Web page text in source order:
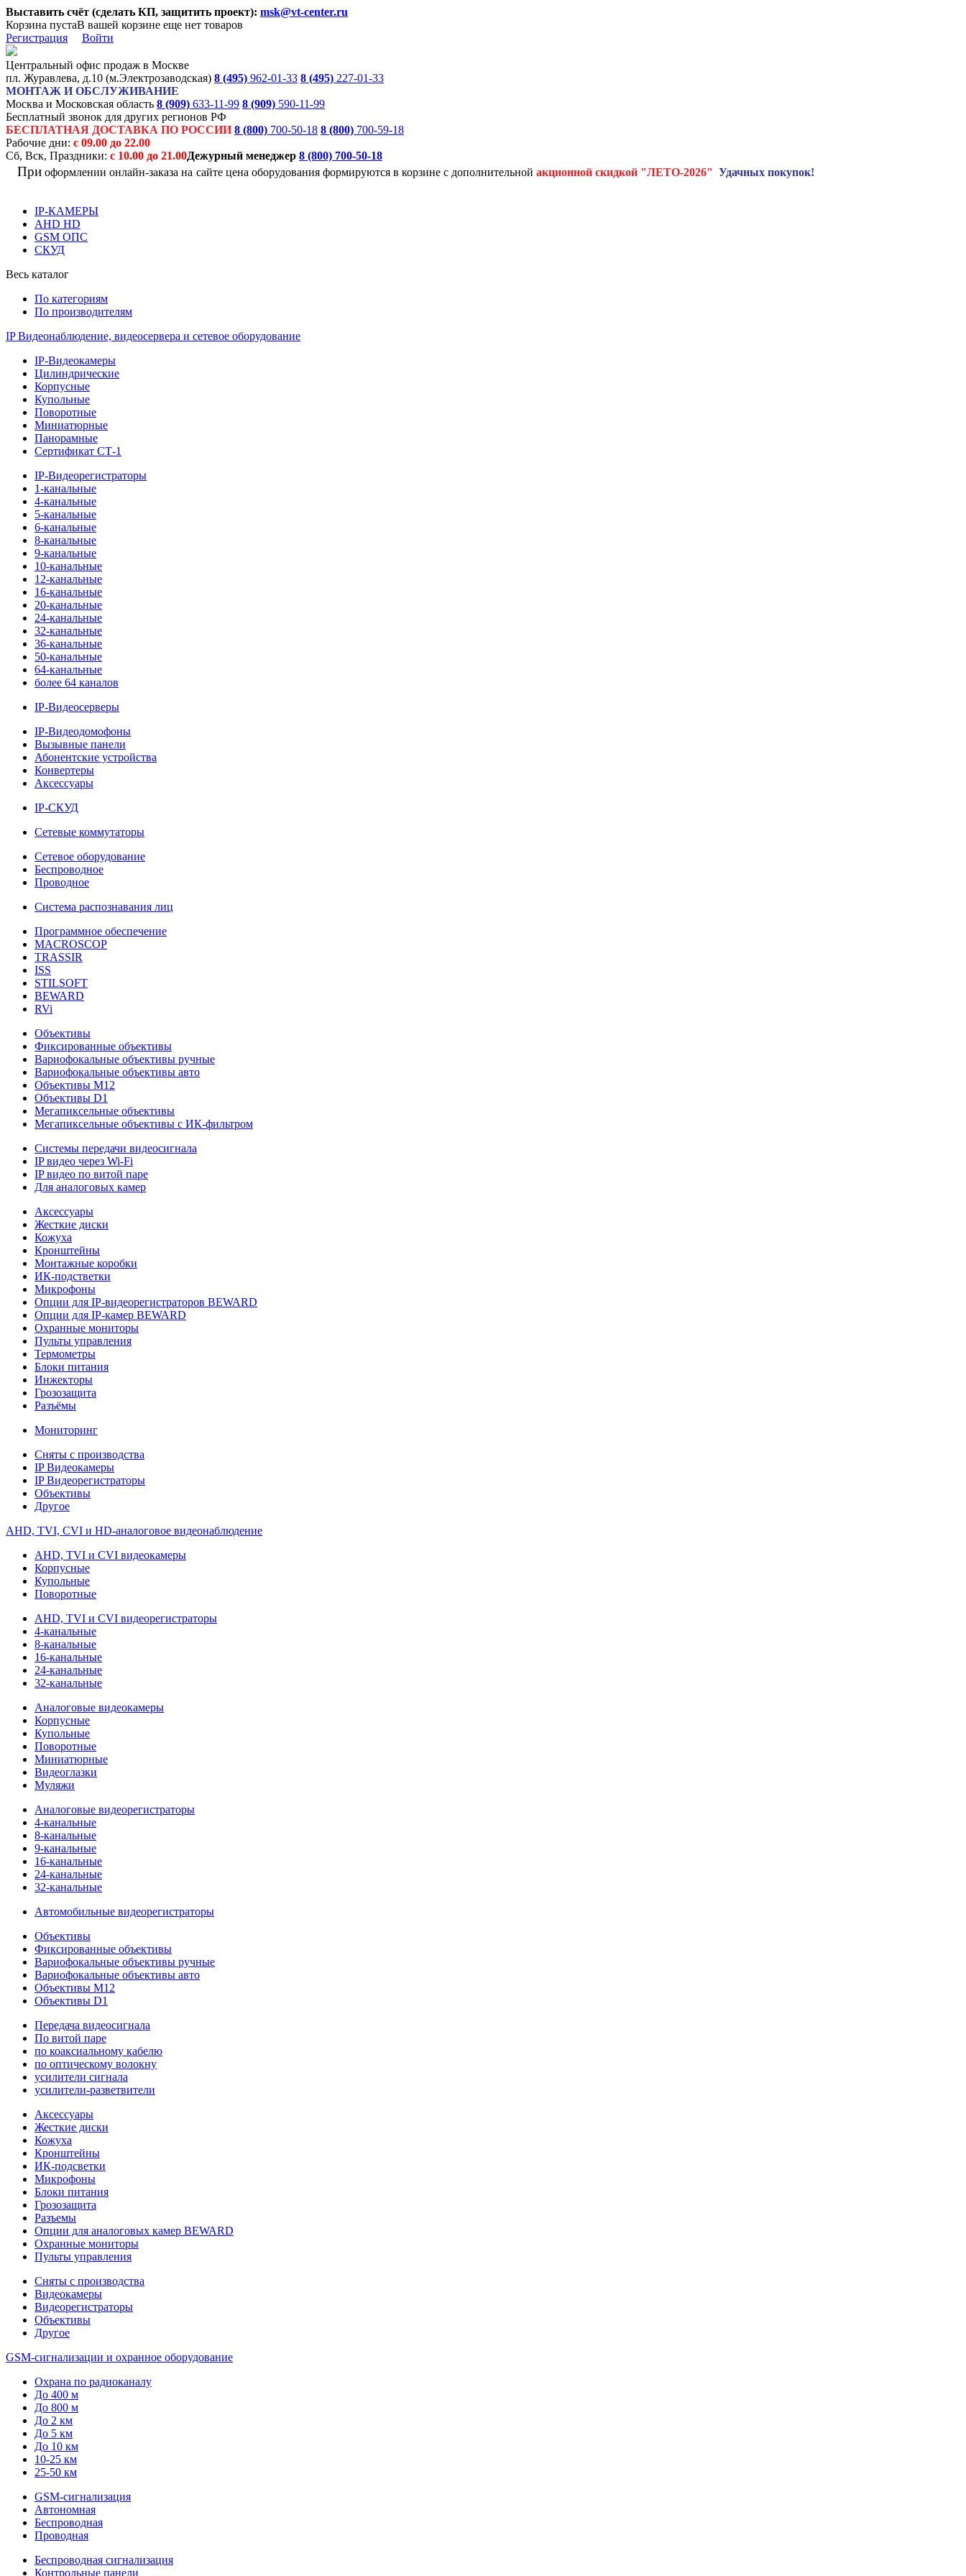
Выставить счёт (сделать КП, защитить проект): msk@vt-center.ru
Корзина пустаВ вашей корзине еще нет товаров
Регистрация
Войти
Центральный офис продаж в Москве
пл. Журавлева, д.10 (м.Электрозаводская) 8 (495) 962-01-33 8 (495) 227-01-33
МОНТАЖ И ОБСЛУЖИВАНИЕ
Москва и Московская область 8 (909) 633-11-99 8 (909) 590-11-99
Бесплатный звонок для других регионов РФ
БЕСПЛАТНАЯ ДОСТАВКА ПО РОССИИ 8 (800) 700-50-18 8 (800) 700-59-18
Рабочие дни: с 09.00 до 22.00
Сб, Вск, Праздники: с 10.00 до 21.00Дежурный менеджер 8 (800) 700-50-18
При оформлении онлайн-заказа на сайте цена оборудования формируются в корзине с дополнительной акционной скидкой "ЛЕТО-2026" Удачных покупок!
IP-КАМЕРЫ
AHD HD
GSM ОПС
СКУД
Весь каталог
По категориям
По производителям
IP Видеонаблюдение, видеосервера и сетевое оборудование
IP-Видеокамеры
Цилиндрические
Корпусные
Купольные
Поворотные
Миниатюрные
Панорамные
Сертификат СТ-1
IP-Видеорегистраторы
1-канальные
4-канальные
5-канальные
6-канальные
8-канальные
9-канальные
10-канальные
12-канальные
16-канальные
20-канальные
24-канальные
32-канальные
36-канальные
50-канальные
64-канальные
более 64 каналов
IP-Видеосерверы
IP-Видеодомофоны
Вызывные панели
Абонентские устройства
Конвертеры
Аксессуары
IP-СКУД
Сетевые коммутаторы
Сетевое оборудование
Беспроводное
Проводное
Система распознавания лиц
Программное обеспечение
MACROSCOP
TRASSIR
ISS
STILSOFT
BEWARD
RVi
Объективы
Фиксированные объективы
Вариофокальные объективы ручные
Вариофокальные объективы авто
Объективы М12
Объективы D1
Мегапиксельные объективы
Мегапиксельные объективы с ИК-фильтром
Системы передачи видеосигнала
IP видео через Wi-Fi
IP видео по витой паре
Для аналоговых камер
Аксессуары
Жесткие диски
Кожуха
Кронштейны
Монтажные коробки
ИК-подстветки
Микрофоны
Опции для IP-видеорегистраторов BEWARD
Опции для IP-камер BEWARD
Охранные мониторы
Пульты управления
Термометры
Блоки питания
Инжекторы
Грозозащита
Разъёмы
Мониторинг
Сняты с производства
IP Видеокамеры
IP Видеорегистраторы
Объективы
Другое
AHD, TVI, CVI и HD-аналоговое видеонаблюдение
AHD, TVI и CVI видеокамеры
Корпусные
Купольные
Поворотные
AHD, TVI и CVI видеорегистраторы
4-канальные
8-канальные
16-канальные
24-канальные
32-канальные
Аналоговые видеокамеры
Корпусные
Купольные
Поворотные
Миниатюрные
Видеоглазки
Муляжи
Аналоговые видеорегистраторы
4-канальные
8-канальные
9-канальные
16-канальные
24-канальные
32-канальные
Автомобильные видеорегистраторы
Объективы
Фиксированные объективы
Вариофокальные объективы ручные
Вариофокальные объективы авто
Объективы M12
Объективы D1
Передача видеосигнала
По витой паре
по коаксиальному кабелю
по оптическому волокну
усилители сигнала
усилители-разветвители
Аксессуары
Жесткие диски
Кожуха
Кронштейны
ИК-подсветки
Микрофоны
Блоки питания
Грозозащита
Разъемы
Опции для аналоговых камер BEWARD
Охранные мониторы
Пульты управления
Сняты с производства
Видеокамеры
Видеорегистраторы
Объективы
Другое
GSM-сигнализации и охранное оборудование
Охрана по радиоканалу
До 400 м
До 800 м
До 2 км
До 5 км
До 10 км
10-25 км
25-50 км
GSM-сигнализация
Автономная
Беспроводная
Проводная
Беспроводная сигнализация
Контрольные панели